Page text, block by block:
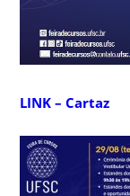
LINK – Cartaz